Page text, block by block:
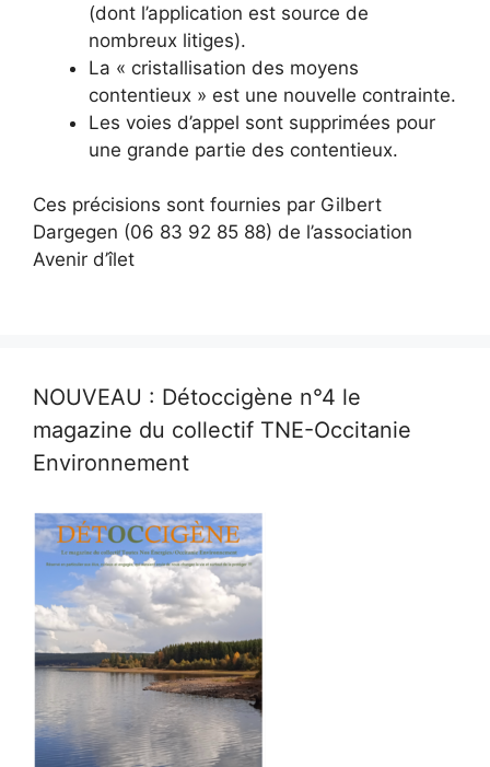
(dont l’application est source de
nombreux litiges).
La « cristallisation des moyens
contentieux » est une nouvelle contrainte.
Les voies d’appel sont supprimées pour
une grande partie des contentieux.
Ces précisions sont fournies par Gilbert
Dargegen (06 83 92 85 88) de l’association
Avenir d’îlet
NOUVEAU : Détoccigène n°4 le
magazine du collectif TNE-Occitanie
Environnement